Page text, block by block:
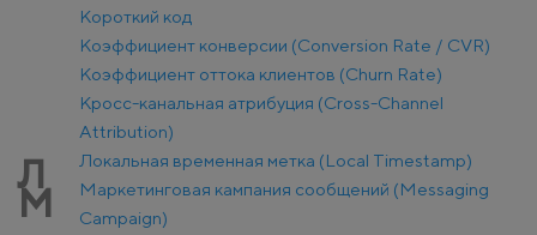
Короткий код
Коэффициент конверсии (Conversion Rate / CVR)
Коэффициент оттока клиентов (Churn Rate)
Кросс-канальная атрибуция (Cross-Channel
Attribution)
Л Локальная временная метка (Local Timestamp)
М
Маркетинговая кампания сообщений (Messaging
Campaign)